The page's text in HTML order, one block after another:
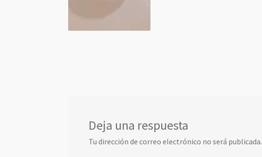
Deja una respuesta
Tu dirección de correo electrónico no será publicada.